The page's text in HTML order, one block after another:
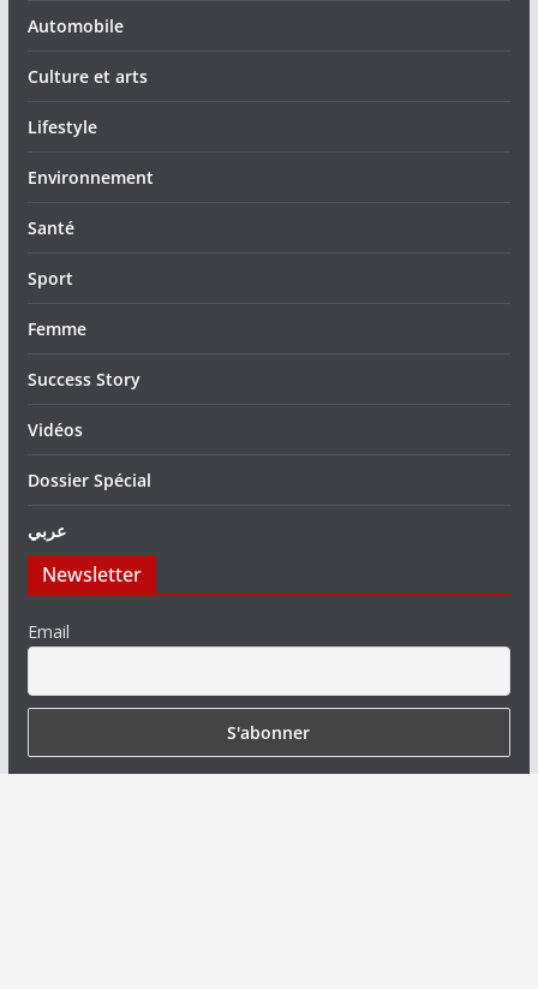
Automobile
Culture et arts
Lifestyle
Environnement
Santé
Sport
Femme
Success Story
Vidéos
Dossier Spécial
عربي
Newsletter
Email